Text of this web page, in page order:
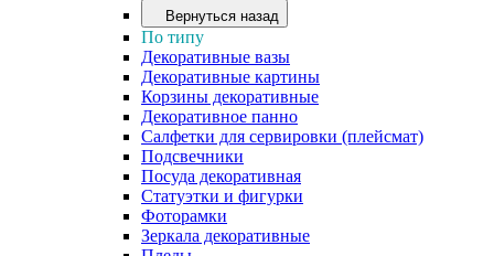
Вернуться назад
По типу
Декоративные вазы
Декоративные картины
Корзины декоративные
Декоративное панно
Салфетки для сервировки (плейсмат)
Подсвечники
Посуда декоративная
Статуэтки и фигурки
Фоторамки
Зеркала декоративные